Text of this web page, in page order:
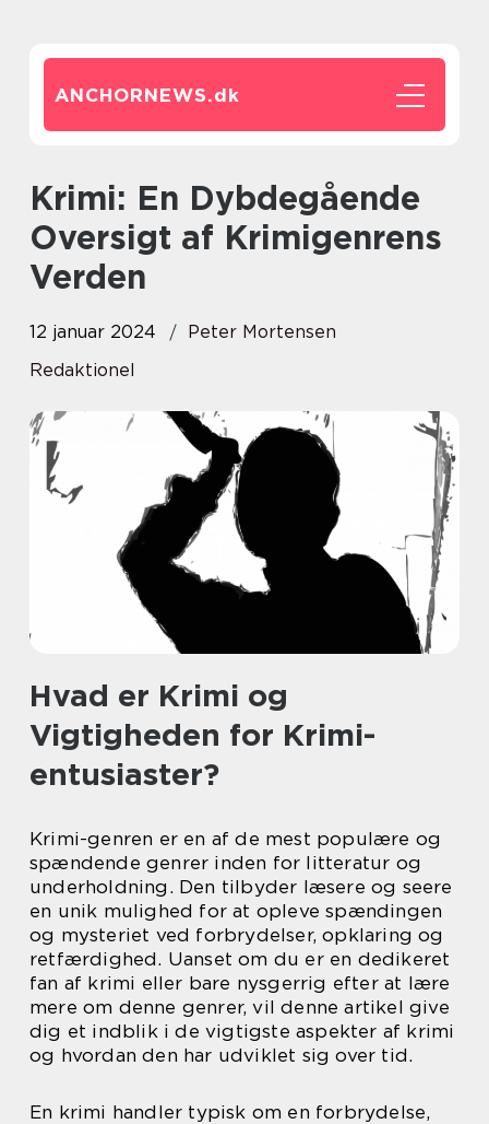
ANCHORNEWS.dk
Krimi: En Dybdegående
Oversigt af Krimigenrens
Verden
12 januar 2024
Peter Mortensen
Redaktionel
Hvad er Krimi og
Vigtigheden for Krimi-
entusiaster?
Krimi-genren er en af de mest populære og
spændende genrer inden for litteratur og
underholdning. Den tilbyder læsere og seere
en unik mulighed for at opleve spændingen
og mysteriet ved forbrydelser, opklaring og
retfærdighed. Uanset om du er en dedikeret
fan af krimi eller bare nysgerrig efter at lære
mere om denne genrer, vil denne artikel give
dig et indblik i de vigtigste aspekter af krimi
og hvordan den har udviklet sig over tid.
En krimi handler typisk om en forbrydelse,